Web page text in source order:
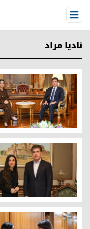
Open Menu
نادیا مراد
نچیروان بارزانی و
دیدار نچیروان